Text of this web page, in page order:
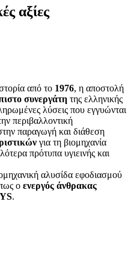
αξίες
από το 1976, η αποστολή
συνεργάτη της ελληνικής
λύσεις που εγγυώνται
περιβαλλοντική
παραγωγή και διάθεση
για τη βιομηχανία
πρότυπα υγιεινής και
αλυσίδα εφοδιασμού
ο ενεργός άνθρακας
.